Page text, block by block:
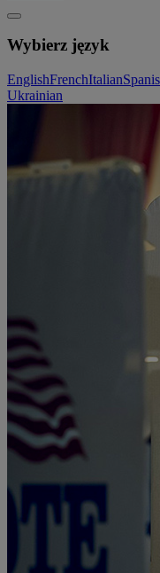
Wybierz język
EnglishFrenchItalian
Ukrainian